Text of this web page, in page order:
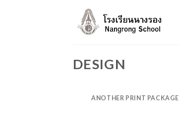
DESIGN
ANOTHER PRINT PACKAGE